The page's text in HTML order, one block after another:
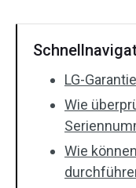
LG-
Wie
Wie